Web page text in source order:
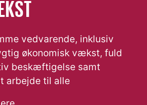
vedvarende, inklusiv
økonomisk vækst, fuld
beskæftigelse samt
arbejde til alle